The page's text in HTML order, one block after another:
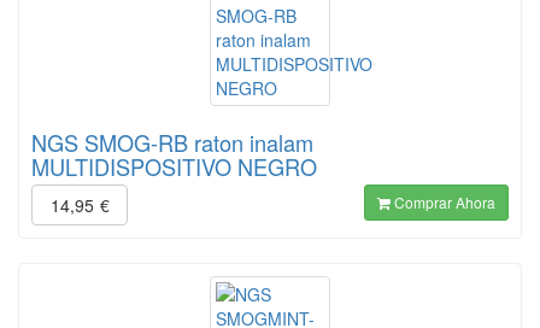
NGS SMOG-RB raton inalam
MULTIDISPOSITIVO NEGRO
14,95 € Comprar Ahora